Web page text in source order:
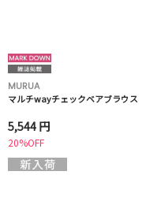
MURUA
マルチwayチェックベアブラウス
5,544 円
20%OFF